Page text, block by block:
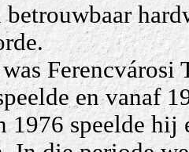
betrouwbaar
en vanaf
speelde hij